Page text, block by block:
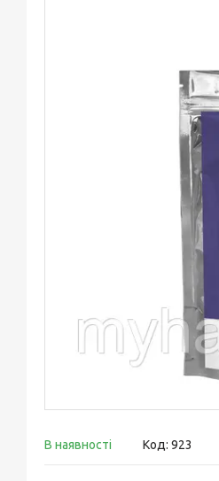
В наявності Код: 923